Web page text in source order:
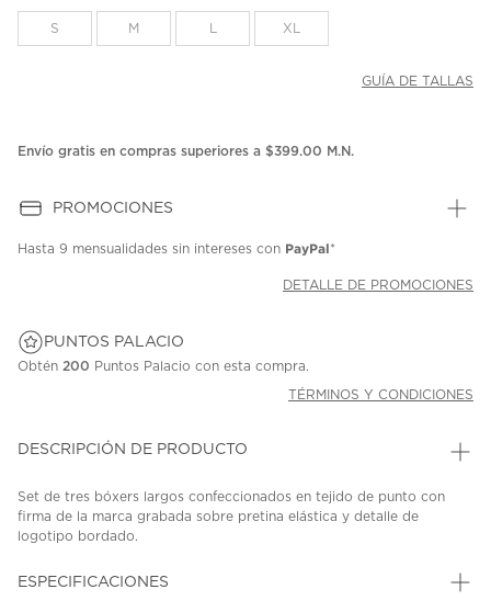
la
misma
S M XL
GUÍA DE TALLAS
Envío gratis en compras superiores a $399.00 M.N.
PROMOCIONES
Hasta 9 mensualidades sin intereses con PayPal*
DETALLE DE PROMOCIONES
PUNTOS PALACIO
Obtén 200 Puntos Palacio con esta compra.
TÉRMINOS Y CONDICIONES
DESCRIPCIÓN DE PRODUCTO
Set de tres bóxers largos confeccionados en tejido de punto con
firma de la marca grabada sobre pretina elástica y detalle de
logotipo bordado.
ESPECIFICACIONES